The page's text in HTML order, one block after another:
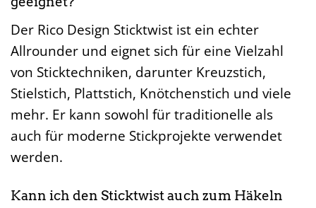
Der Rico Design Sticktwist ist ein echter
Allrounder und eignet sich für eine Vielzahl
von Sticktechniken, darunter Kreuzstich,
Stielstich, Plattstich, Knötchenstich und viele
mehr. Er kann sowohl für traditionelle als
auch für moderne Stickprojekte verwendet
werden.
Kann ich den Sticktwist auch zum Häkeln